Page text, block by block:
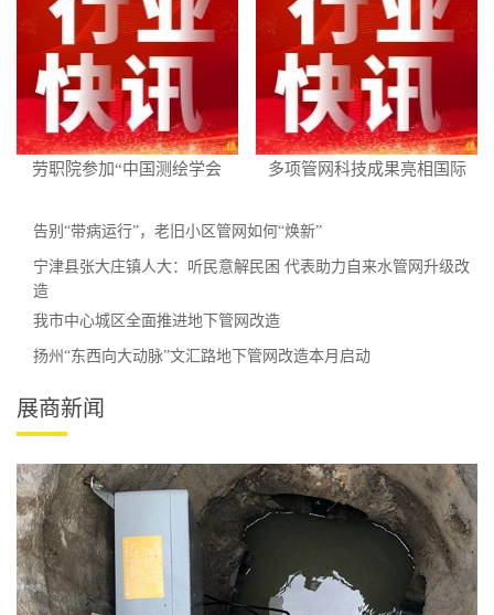
多项管网科技成果亮相国际
劳职院参加“中国测绘学会
告别“带病运行”，老旧小区管网如何“焕新”
宁津县张大庄镇人大：听民意解民困 代表助力自来水管网升级改
造
我市中心城区全面推进地下管网改造
扬州“东西向大动脉”文汇路地下管网改造本月启动
展商新闻